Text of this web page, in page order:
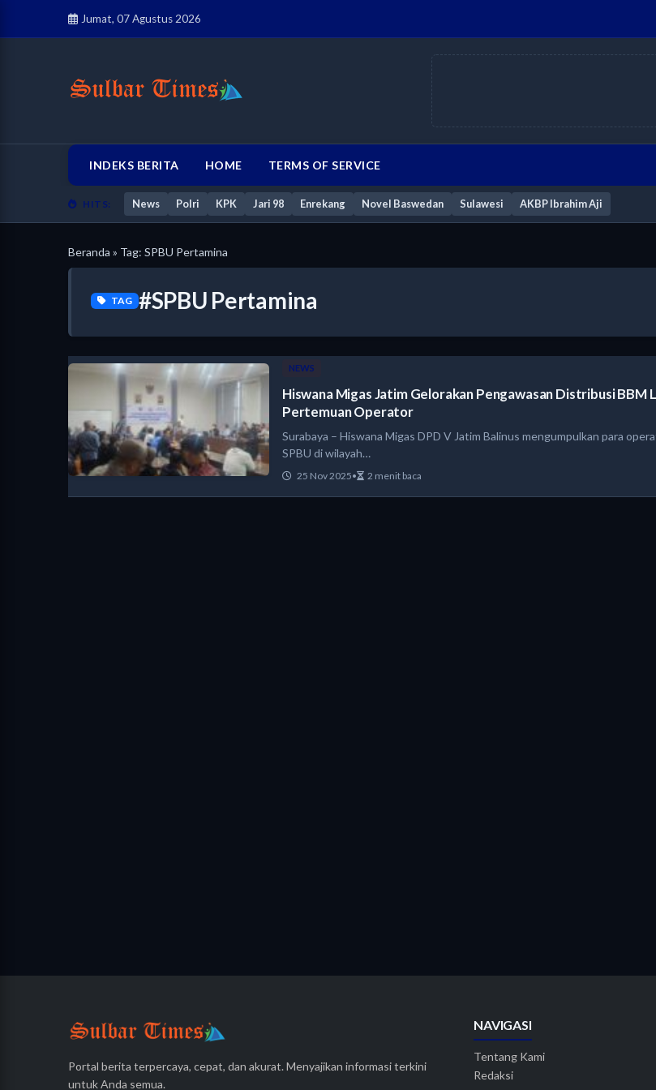
Jumat, 07 Agustus 2026
INDEKS BERITA HOME TERMS OF SERVICE
HITS: News Polri KPK Jari 98 Enrekang Novel Baswedan Sulawesi AKBP Ibrahim Aji
Beranda » Tag: SPBU Pertamina
TAG #SPBU Pertamina
NEWS
Hiswana Migas Jatim Gelorakan Pengawasan Distribusi BBM
Pertemuan Operator
Surabaya – Hiswana Migas DPD V Jatim Balinus mengumpulkan para
SPBU di wilayah…
25 Nov 2025• 2 menit baca
Portal berita terpercaya, cepat, dan akurat. Menyajikan informasi terkini
untuk Anda semua.
NAVIGASI
Tentang Kami
Redaksi